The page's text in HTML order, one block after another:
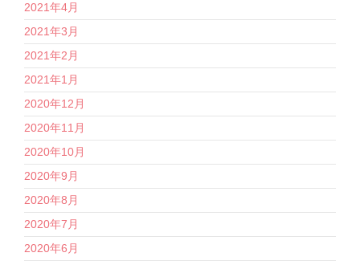
2021年4月
2021年3月
2021年2月
2021年1月
2020年12月
2020年11月
2020年10月
2020年9月
2020年8月
2020年7月
2020年6月